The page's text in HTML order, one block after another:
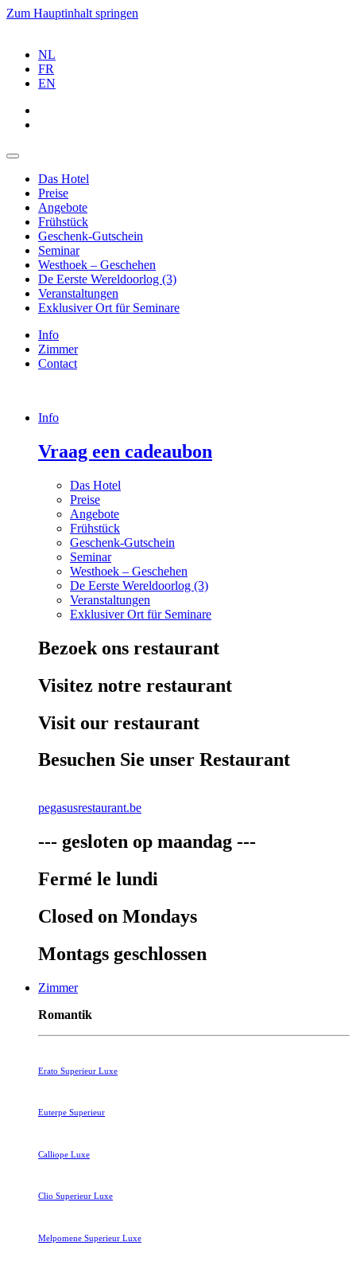
Zum Hauptinhalt springen
NL
FR
EN
Das Hotel
Preise
Angebote
Frühstück
Geschenk-Gutschein
Seminar
Westhoek – Geschehen
De Eerste Wereldoorlog (3)
Veranstaltungen
Exklusiver Ort für Seminare
Info
Zimmer
Contact
Info
Vraag een cadeaubon
Das Hotel
Preise
Angebote
Frühstück
Geschenk-Gutschein
Seminar
Westhoek – Geschehen
De Eerste Wereldoorlog (3)
Veranstaltungen
Exklusiver Ort für Seminare
Bezoek ons restaurant
Visitez notre restaurant
Visit our restaurant
Besuchen Sie unser Restaurant
pegasusrestaurant.be
--- gesloten op maandag ---
Fermé le lundi
Closed on Mondays
Montags geschlossen
Zimmer
Romantik
Erato Superieur Luxe
Euterpe Superieur
Calliope Luxe
Clio Superieur Luxe
Melpomene Superieur Luxe